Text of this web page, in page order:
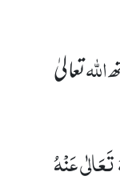
اللہتعالیٰ
عَنْہُ